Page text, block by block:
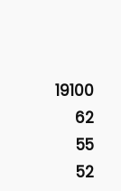
19100
62
55
52